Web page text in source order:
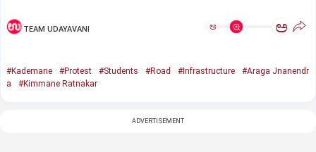
TEAM UDAYAVANI ಅ ಅ
#Kademane #Protest #Students #Road #Infrastructure
#Araga Jnanendr
a
#Kimmane Ratnakar
ADVERTISEMENT